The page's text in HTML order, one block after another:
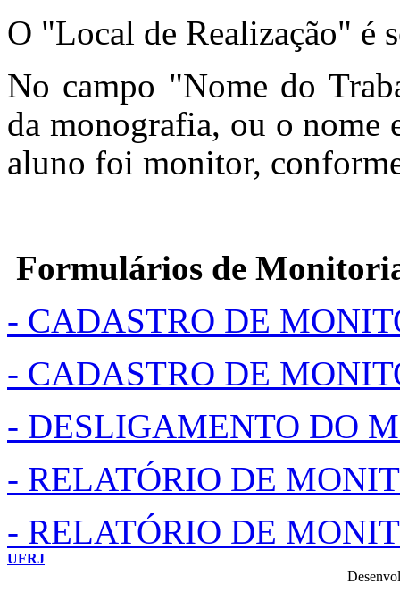
O "Local de Realização" é
No campo "Nome do
da monografia, ou o nome
aluno foi monitor,
Formulários de
- CADASTRO DE
- CADASTRO DE
- DESLIGAMENTO DO
- RELATÓRIO DE
- RELATÓRIO DE
UFRJ